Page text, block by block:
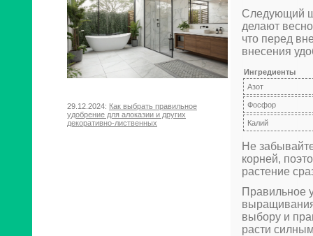
29.12.2024: Как выбрать правильное
удобрение для алоказии и других
декоративно-лиственных
Следующий
делают
что перед
внесения
Ингредиенты
Азот
Фосфор
Калий
Не
корней,
растение
Правильное
выбору и
расти